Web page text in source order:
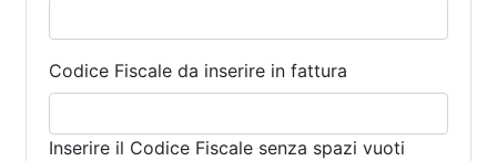
Codice Fiscale da inserire in fattura
Inserire il Codice Fiscale senza spazi vuoti